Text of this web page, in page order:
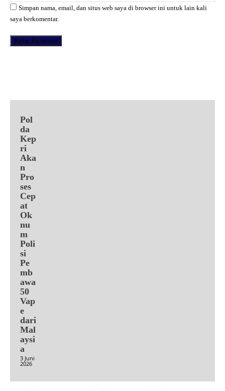
Simpan nama, email, dan situs web saya di browser ini untuk lain kali
saya berkomentar.
Pol
da
Kep
ri
Aka
n
Pro
ses
Cep
at
Ok
nu
m
Poli
si
Pe
mb
awa
50
Vap
e
dari
Mal
aysi
a
3 Juni
2026